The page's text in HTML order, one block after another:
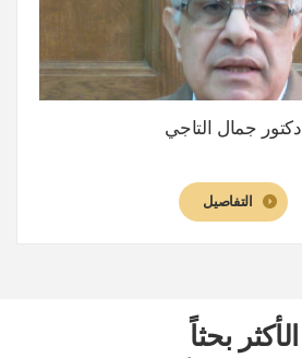
دكتور جمال التاجي
التفاصيل
الأكثر بحثاً